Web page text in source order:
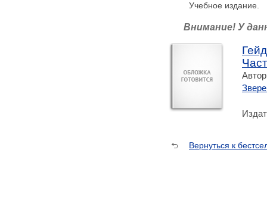
Учебное издание.
Внимание! У
Вернуться к